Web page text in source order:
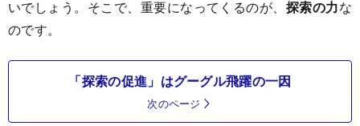
いでしょう。そこで、重要になってくるのが、 探索の力な
のです。
「探索の促進」はグーグル飛躍の一因
次のページ